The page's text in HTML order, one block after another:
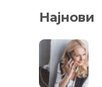
Најнови